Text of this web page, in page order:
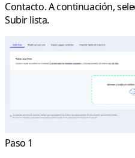
Contacto. A continuación,
Subir lista.
Paso 1